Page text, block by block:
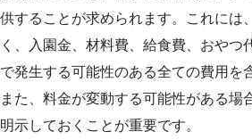
供することが求められます。これには
く、入園金、材料費、給食費、おやつ
で発生する可能性のある全ての費用を
また、料金が変動する可能性がある場
明示しておくことが重要です。